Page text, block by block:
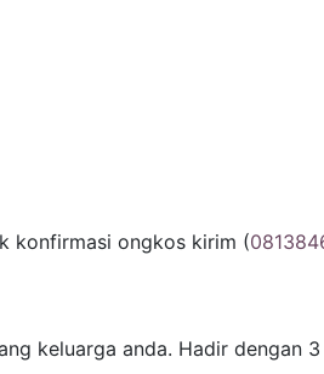
konfirmasi ongkos kirim (
keluarga anda. Hadir dengan